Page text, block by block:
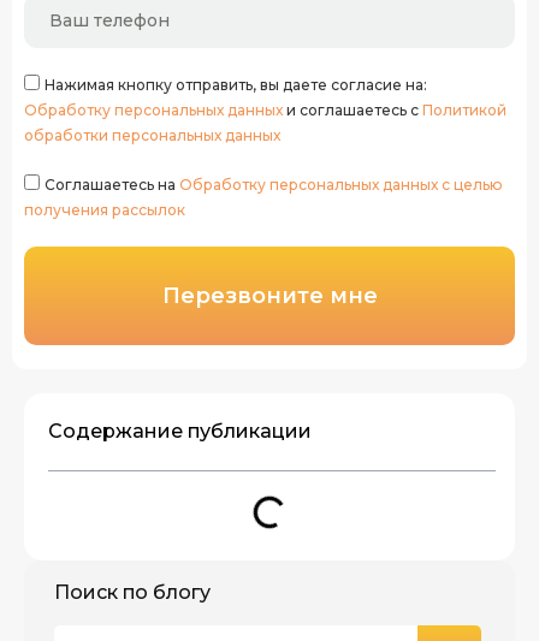
Нажимая кнопку отправить, вы даете согласие на:
Обработку персональных данных и соглашаетесь с Политикой
обработки персональных данных
Соглашаетесь на Обработку персональных данных с целью
получения рассылок
Перезвоните мне
Содержание публикации
Поиск по блогу